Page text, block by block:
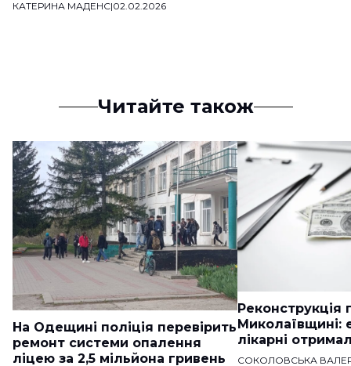
КАТЕРИНА МАДЕНС|02.02.2026
Читайте також
На Одещині поліція перевірить
ремонт системи опалення
ліцею за 2,5 мільйона гривень
Реконструкція
Миколаївщині:
лікарні
СОКОЛОВСЬКА